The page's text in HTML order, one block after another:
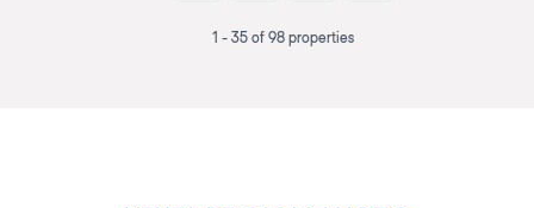
1 - 35 of 98 properties